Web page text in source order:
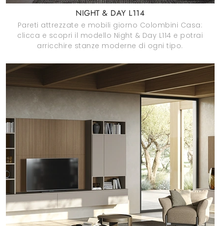
NIGHT & DAY L114
Pareti attrezzate e mobili giorno Colombini Casa:
clicca e scopri il modello Night & Day L114 e potrai
arricchire stanze moderne di ogni tipo.